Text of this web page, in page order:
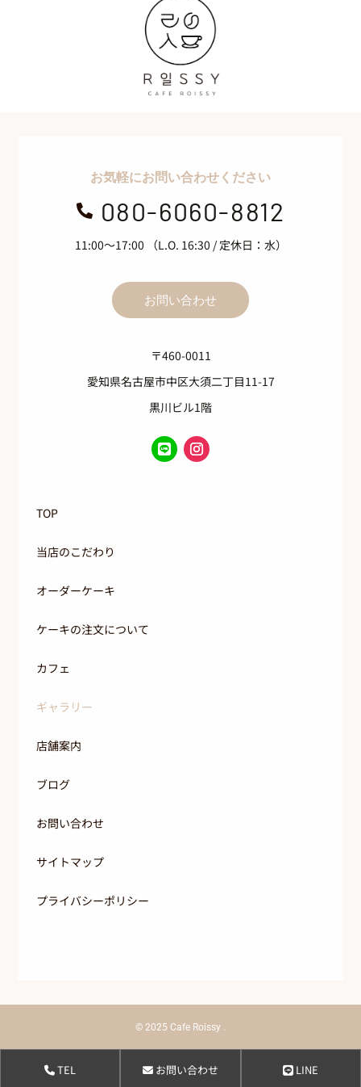
お気軽にお問い合わせください
 080-6060-8812
11:00～17:00 （L.O. 16:30 / 定休日：水）
お問い合わせ
〒460-0011
愛知県名古屋市中区大須二丁目11-17
黒川ビル1階
TOP
当店のこだわり
オーダーケーキ
ケーキの注文について
カフェ
ギャラリー
店舗案内
ブログ
お問い合わせ
サイトマップ
プライバシーポリシー
© 2025 Cafe Roissy
TEL お問い合わせ LINE